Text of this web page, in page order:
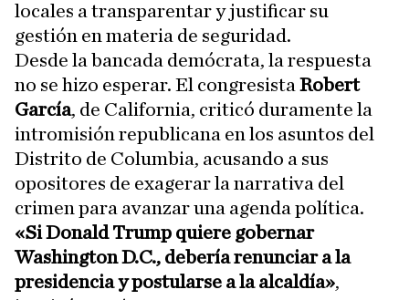
locales a transparentar y justificar su
gestión en materia de seguridad.
Desde la bancada demócrata, la respuesta
no se hizo esperar. El congresista Robert
García, de California, criticó duramente la
intromisión republicana en los asuntos del
Distrito de Columbia, acusando a sus
opositores de exagerar la narrativa del
crimen para avanzar una agenda política.
«Si Donald Trump quiere gobernar
Washington D.C., debería renunciar a la
presidencia y postularse a la alcaldía»,